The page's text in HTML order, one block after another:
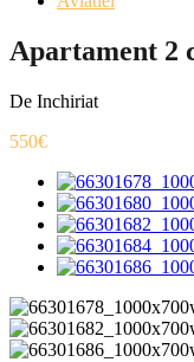
Apartament 2
De Inchiriat
550€